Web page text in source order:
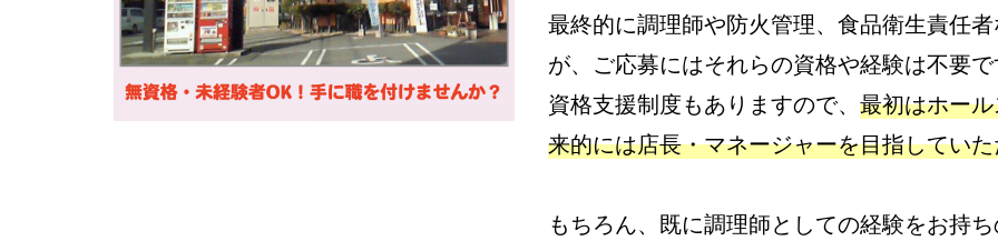
最終的に調理師や防火管理、食品衛生責任
が、ご応募にはそれらの資格や経験は不要
資格支援制度もありますので、 最初はホー
来的には店長・マネージャーを目指してい
もちろん、既に調理師としての経験をお持